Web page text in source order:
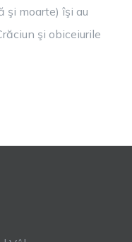
şi moarte) îşi au
şi obiceiurile